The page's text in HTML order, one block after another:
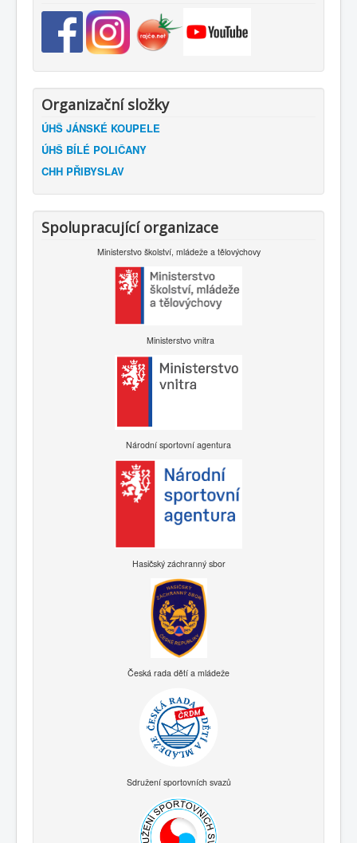
Organizační složky
ÚHŠ JÁNSKÉ KOUPELE
ÚHŠ BÍLÉ POLIČANY
CHH PŘIBYSLAV
Spolupracující organizace
Ministerstvo školství, mládeže a tělovýchovy
Ministerstvo vnitra
Národní sportovní agentura
Hasičský záchranný sbor
Česká rada dětí a mládeže
Sdružení sportovních svazů